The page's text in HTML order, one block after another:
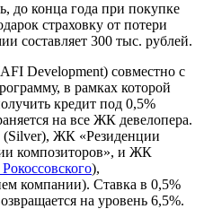
до конца года при покупке
страховку от потери
составляет 300 тыс. рублей.
Development) совместно с
в рамках которой
кредит под 0,5%
на все ЖК девелопера.
ЖК «Резиденции
композиторов», и ЖК
),
компании). Ставка в 0,5%
на уровень 6,5%.